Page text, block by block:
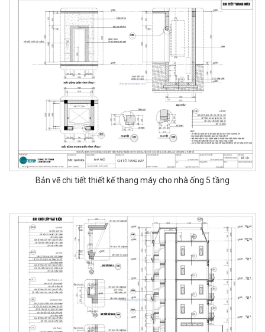
Bản vẽ chi tiết thiết kế thang máy cho nhà ống 5 tầng